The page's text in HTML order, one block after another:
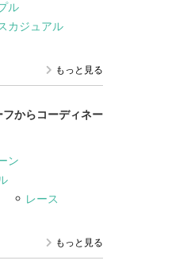
ル
カジュアル
もっと見る
からコーディネー
ン
レース
もっと見る